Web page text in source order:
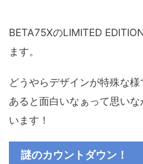
BETA75XのLIMITED
ます。
どうやらデザインが特殊な
あると面白いなぁって思い
います！
謎のカウントダウン！